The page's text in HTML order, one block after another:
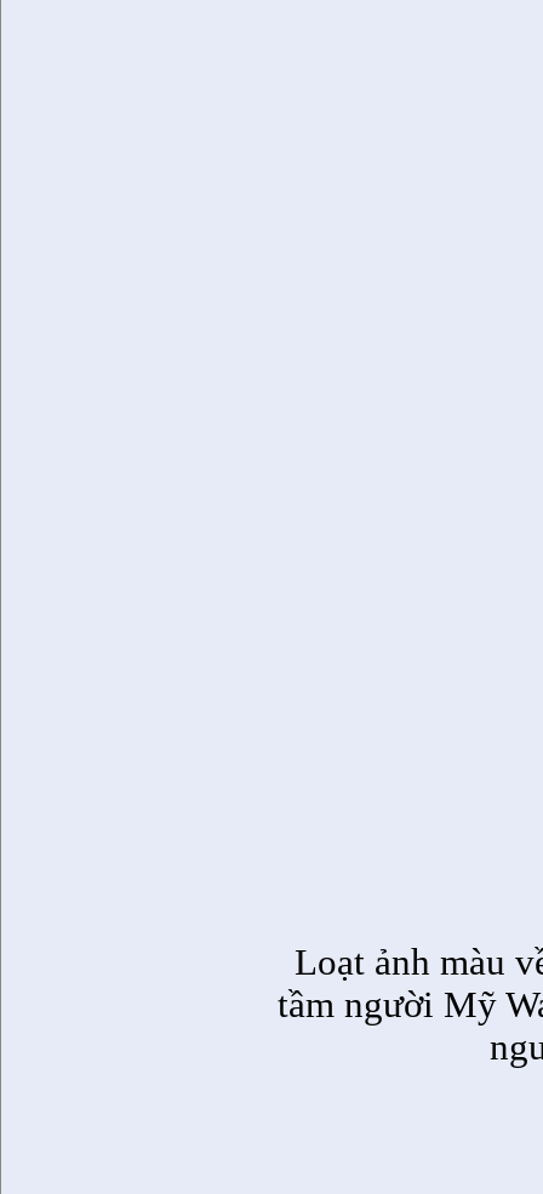
Loạt ảnh màu
tầm người Mỹ